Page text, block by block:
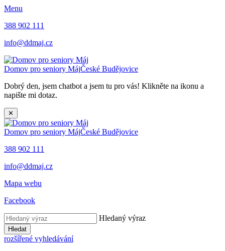
Menu
388 902 111
info@ddmaj.cz
Domov pro seniory MájČeské Budějovice
Dobrý den, jsem chatbot a jsem tu pro vás! Klikněte na ikonu a
napište mi dotaz.
✕
Domov pro seniory MájČeské Budějovice
388 902 111
info@ddmaj.cz
Mapa webu
Facebook
Hledaný výraz
Hledat
rozšířené vyhledávání